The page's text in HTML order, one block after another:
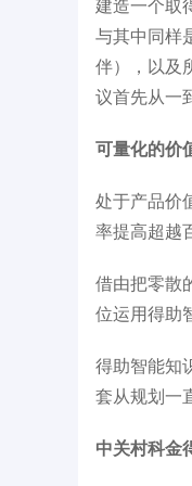
建造一个取
与其中同样
伴），以及
议首先从一
可量化的价
处于产品价
率提高超越
借由把零散
位运用得助
得助智能知
套从规划一
中关村科金